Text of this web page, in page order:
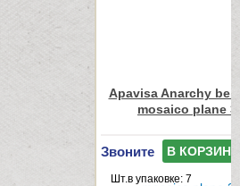
Apavisa Anarchy
mosaico plane
Звоните В КОРЗИНУ
Шт.в упаковке: 7